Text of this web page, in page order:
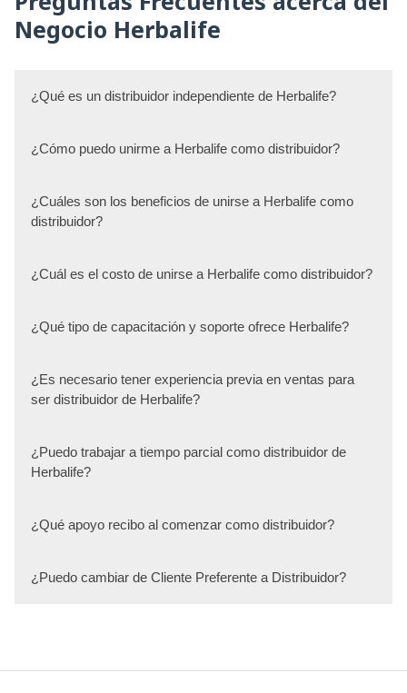
Negocio Herbalife
¿Qué es un distribuidor independiente de Herbalife?
¿Cómo puedo unirme a Herbalife como distribuidor?
¿Cuáles son los beneficios de unirse a Herbalife como
distribuidor?
¿Cuál es el costo de unirse a Herbalife como distribuidor?
¿Qué tipo de capacitación y soporte ofrece Herbalife?
¿Es necesario tener experiencia previa en ventas para
ser distribuidor de Herbalife?
¿Puedo trabajar a tiempo parcial como distribuidor de
Herbalife?
¿Qué apoyo recibo al comenzar como distribuidor?
¿Puedo cambiar de Cliente Preferente a Distribuidor?